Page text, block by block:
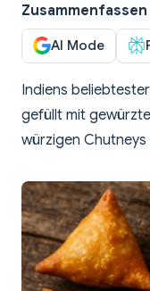
AI Mode
Indiens
gefüllt mit
würzigen Chutneys